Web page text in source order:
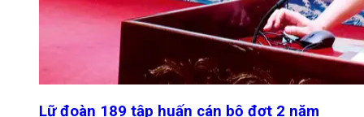
Lữ đoàn 189 tập huấn cán bộ đợt 2 năm